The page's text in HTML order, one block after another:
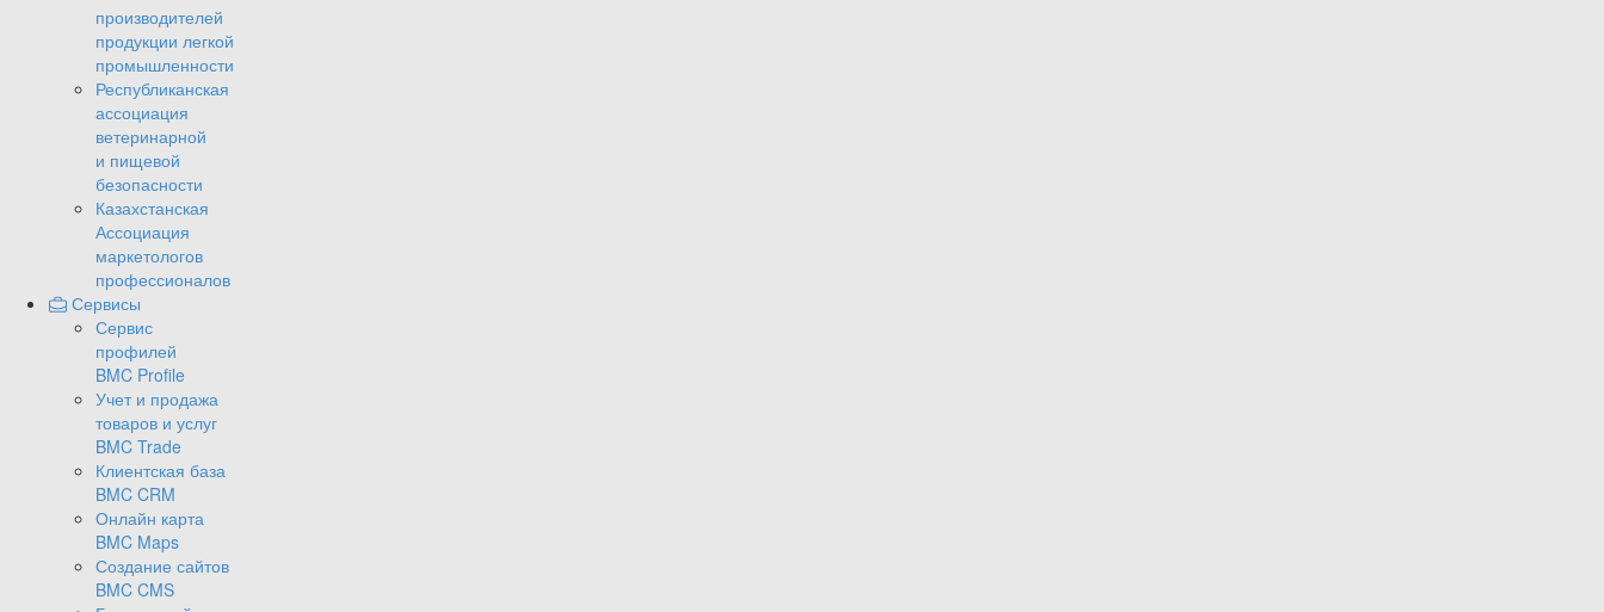
производителей
продукции легкой
промышленности
Республиканская
ассоциация
ветеринарной
и пищевой
безопасности
Казахстанская
Ассоциация
маркетологов
профессионалов
Сервисы
Сервис
профилей
BMC Profile
Учет и продажа
товаров и услуг
BMC Trade
Клиентская база
BMC CRM
Онлайн карта
BMC Maps
Создание сайтов
BMC CMS